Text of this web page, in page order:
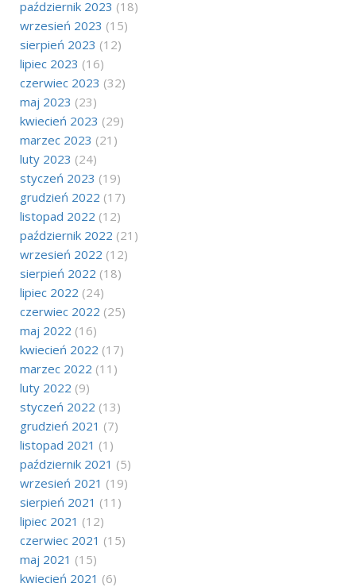
październik 2023 (18)
wrzesień 2023 (15)
sierpień 2023 (12)
lipiec 2023 (16)
czerwiec 2023 (32)
maj 2023 (23)
kwiecień 2023 (29)
marzec 2023 (21)
luty 2023 (24)
styczeń 2023 (19)
grudzień 2022 (17)
listopad 2022 (12)
październik 2022 (21)
wrzesień 2022 (12)
sierpień 2022 (18)
lipiec 2022 (24)
czerwiec 2022 (25)
maj 2022 (16)
kwiecień 2022 (17)
marzec 2022 (11)
luty 2022 (9)
styczeń 2022 (13)
grudzień 2021 (7)
listopad 2021 (1)
październik 2021 (5)
wrzesień 2021 (19)
sierpień 2021 (11)
lipiec 2021 (12)
czerwiec 2021 (15)
maj 2021 (15)
kwiecień 2021 (6)